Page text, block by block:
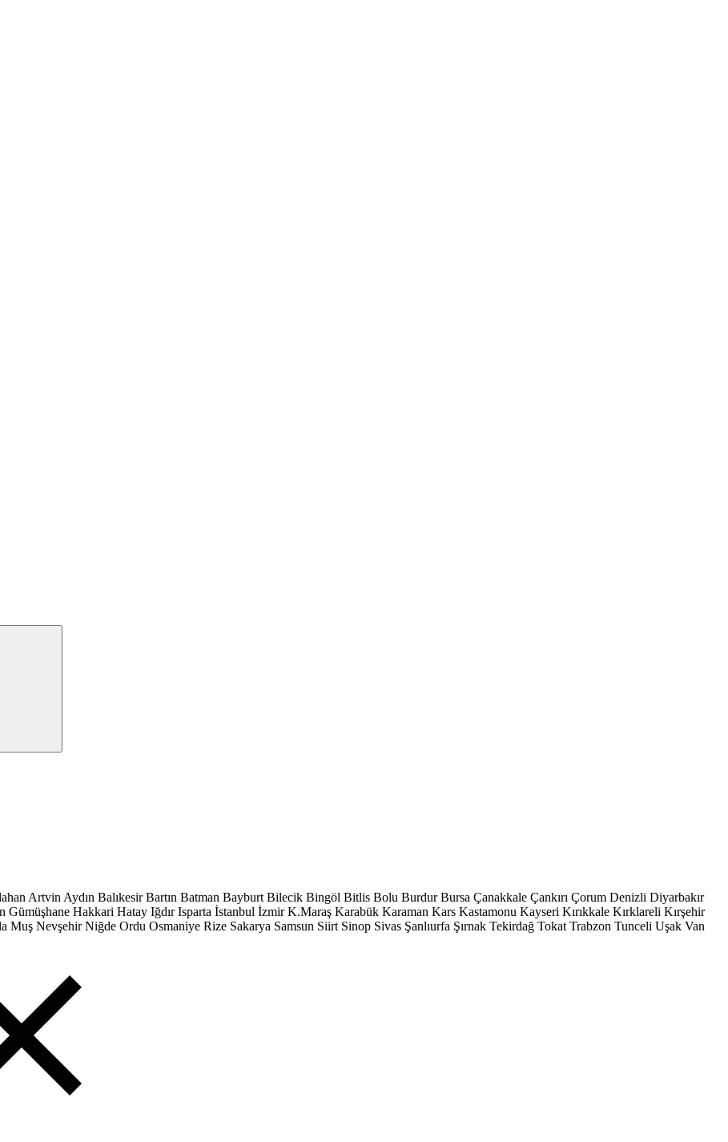
Artvin Aydın Balıkesir Bartın Batman Bayburt Bilecik Bingöl Bitlis Bolu Burdur Bursa Çanakkale Çankırı Çorum Denizli Diyarbakır
Gümüşhane Hakkari Hatay Iğdır Isparta İstanbul İzmir K.Maraş Karabük Karaman Kars Kastamonu Kayseri Kırıkkale Kırklareli Kırşehir
Muş Nevşehir Niğde Ordu Osmaniye Rize Sakarya Samsun Siirt Sinop Sivas Şanlıurfa Şırnak Tekirdağ Tokat Trabzon Tunceli Uşak Van